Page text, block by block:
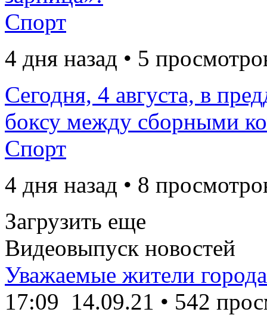
Спорт
4 дня назад • 5
Сегодня, 4 августа, в
боксу между сборными
Спорт
4 дня назад • 8
Загрузить еще
Видеовыпуск новостей
Уважаемые жители
17:09 14.09.21 • 542